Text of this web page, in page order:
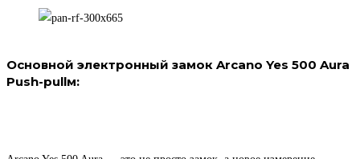
Основной электронный замок Arcano Yes 500 Aura
Push-pullм: